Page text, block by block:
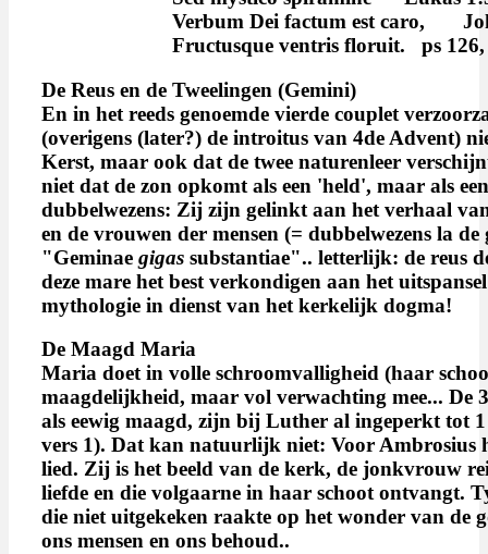
Verbum Dei factum est caro,
Fructusque ventris floruit. ps
De Reus en de Tweelingen (Gemini)
En in het reeds genoemde vierde couplet
(overigens (later?) de introitus van 4de Advent)
Kerst, maar ook dat de twee naturenleer
niet dat de zon opkomt als een 'held', maar als
dubbelwezens: Zij zijn gelinkt aan het verhaal
en de vrouwen der mensen (= dubbelwezens la
"Geminae gigas substantiae".. letterlijk: de reus
deze mare het best verkondigen aan het
mythologie in dienst van het kerkelijk dogma!
De Maagd Maria
Maria doet in volle schroomvalligheid (haar
maagdelijkheid, maar vol verwachting mee... De
als eewig maagd, zijn bij Luther al ingeperkt tot
vers 1). Dat kan natuurlijk niet: Voor
lied. Zij is het beeld van de kerk, de jonkvrouw
liefde en die volgaarne in haar schoot ontvangt.
die niet uitgekeken raakte op het wonder van
ons mensen en ons behoud..